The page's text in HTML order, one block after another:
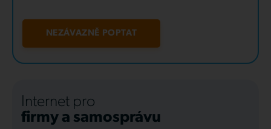
NEZÁVAZNĚ POPTAT
Internet pro
firmy a samosprávu